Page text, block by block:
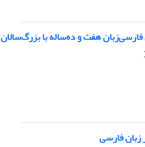
فارسی‌زبان هفت و ده‌ساله با بزرگ‌سالان
زبان فارسی